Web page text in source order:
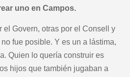
uno en Campos.
el Govern, otras por el Consell y
fue posible. Y es un a lástima,
Quien lo quería construir es
hijos que también jugaban a